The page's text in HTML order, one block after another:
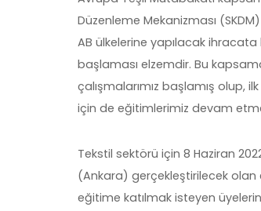
Düzenleme Mekanizması
AB ülkelerine yapılacak
başlaması elzemdir. Bu
çalışmalarımız başlamış olup,
için de eğitimlerimiz devam
Tekstil sektörü için 8 Haziran
(Ankara) gerçekleştirilecek olan
eğitime katılmak isteyen